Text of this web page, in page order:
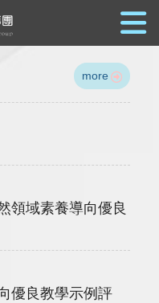
more
領域素養導向優良
優良教學示例評